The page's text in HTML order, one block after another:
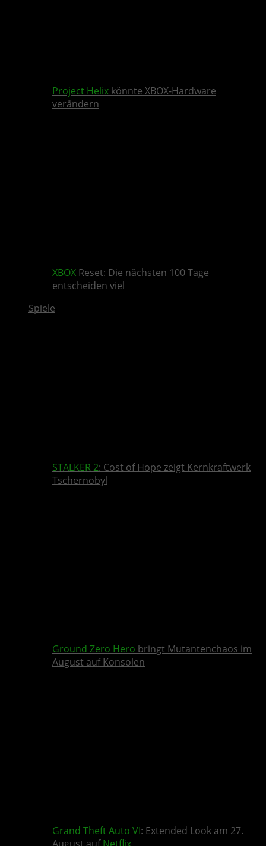
Project Helix könnte XBOX-Hardware
verändern
XBOX Reset: Die nächsten 100 Tage
entscheiden viel
Spiele
STALKER 2: Cost of Hope zeigt Kernkraftwerk
Tschernobyl
Ground Zero Hero bringt Mutantenchaos im
August auf Konsolen
Grand Theft Auto VI: Extended Look am 27.